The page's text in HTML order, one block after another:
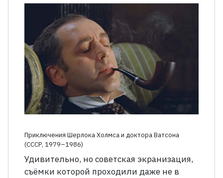
Приключения Шерлока Холмса и доктора Ватсона
(СССР, 1979–1986)
Удивительно, но советская экранизация,
съёмки которой проходили даже не в